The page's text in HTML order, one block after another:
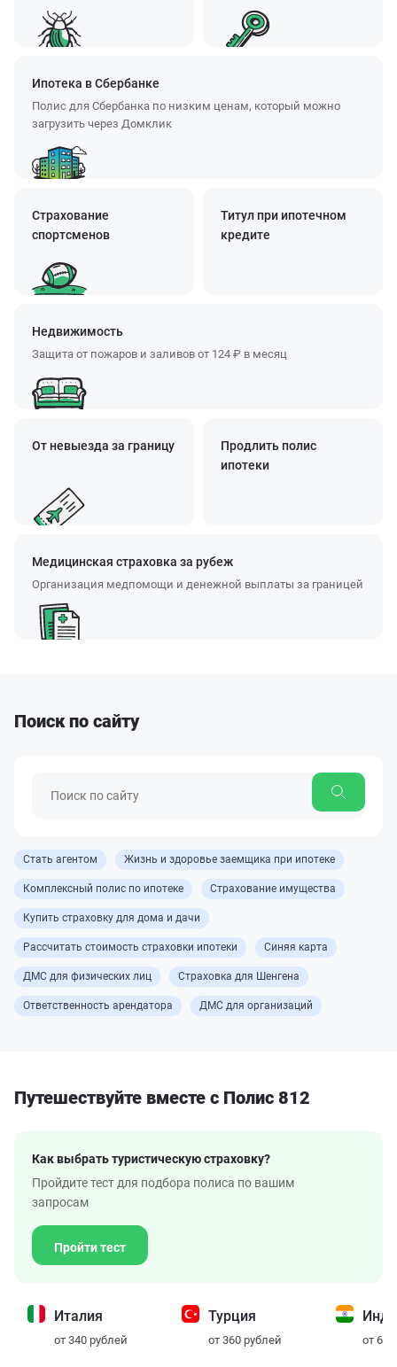
Ипотека в Сбербанке
Полис для Сбербанка по низким ценам, который можно
загрузить через Домклик
Страхование
спортсменов
Титул при ипотечном
кредите
Недвижимость
Защита от пожаров и заливов от 124 ₽ в месяц
От невыезда за границу
Продлить полис
ипотеки
Медицинская страховка за рубеж
Организация медпомощи и денежной выплаты за границей
Поиск по сайту
Стать агентом Жизнь и здоровье заемщика при ипотеке
Комплексный полис по ипотеке Страхование имущества
Купить страховку для дома и дачи
Рассчитать стоимость страховки ипотеки Синяя карта
ДМС для физических лиц Страховка для Шенгена
Ответственность арендатора ДМС для организаций
Путешествуйте вместе с Полис 812
Как выбрать туристическую страховку?
Пройдите тест для подбора полиса по вашим
запросам
Пройти тест
Италия
от 340 рублей
Турция
от 360 рублей от